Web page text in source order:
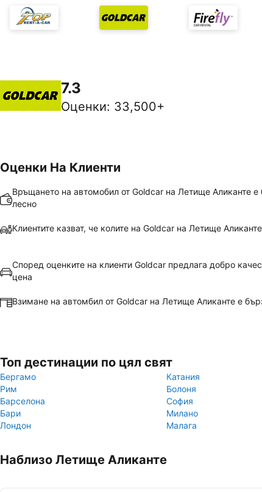
7.3
Оценки: 33,500+
Оценки На Клиенти
Връщането на автомобил от Goldcar на Летище Аликанте е
лесно
Клиентите казват, че колите на Goldcar на Летище
Според оценките на клиенти Goldcar предлага добро
цена
Взимане на автомбил от Goldcar на Летище Аликанте е
Топ дестинации по цял свят
Бергамо
Катания
Рим
Болоня
Барселона
София
Бари
Милано
Лондон
Малага
Наблизо Летище Аликанте